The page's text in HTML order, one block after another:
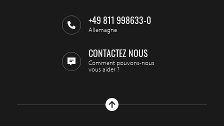
+49 811 998633-0
Allemagne
CONTACTEZ NOUS
Comment pouvons-nous
vous aider ?